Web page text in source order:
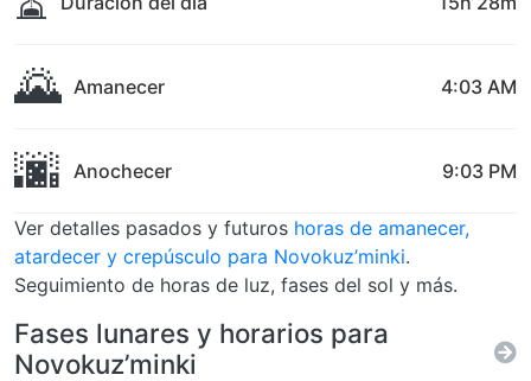
🌄 Amanecer 4:03 AM
🌆 Anochecer 9:03 PM
Ver detalles pasados y futuros horas de amanecer,
atardecer y crepúsculo para Novokuz’minki.
Seguimiento de horas de luz, fases del sol y más.
Fases lunares y horarios para
Novokuz’minki